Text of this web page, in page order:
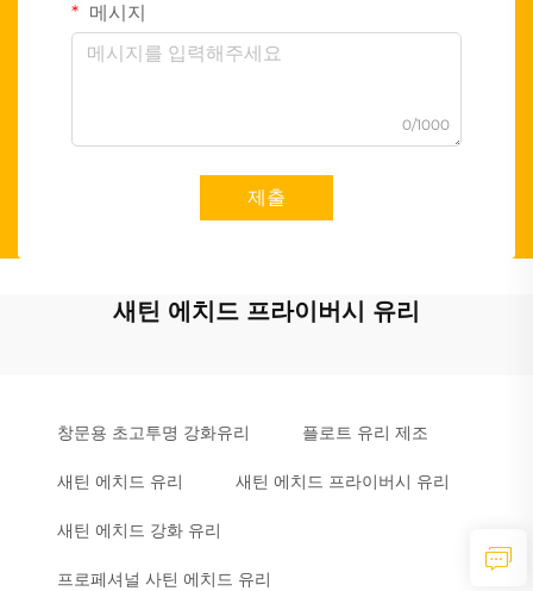
메시지
0/1000
제출
새틴 에치드 프라이버시 유리
창문용 초고투명 강화유리 플로트 유리 제조
새틴 에치드 유리 새틴 에치드 프라이버시 유리
새틴 에치드 강화 유리
프로페셔널 사틴 에치드 유리